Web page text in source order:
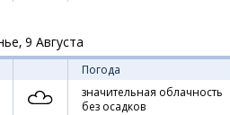
9 Августа
Погода
значительная облачность
без осадков